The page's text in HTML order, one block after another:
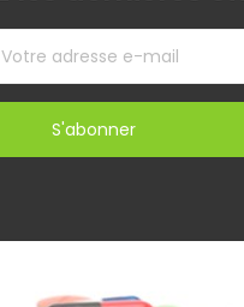
S'abonner